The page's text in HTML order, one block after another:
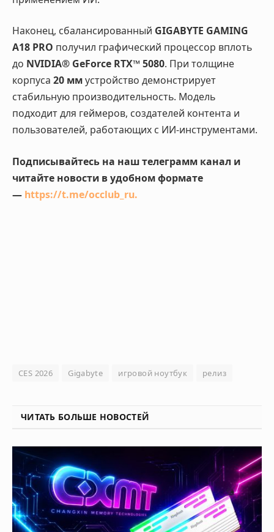
Наконец, сбалансированный GIGABYTE GAMING
A18 PRO получил графический процессор вплоть
до NVIDIA® GeForce RTX™ 5080. При толщине
корпуса 20 ммустройство демонстрирует
стабильную производительность. Модель
подходит для геймеров, создателей контента и
пользователей, работающих с ИИ-инструментами.
Подписывайтесь на наш телеграмм канал и
читайте новости в удобном формате
— https://t.me/occlub_ru.
CES 2026 Gigabyte игровой ноутбук релиз
ЧИТАТЬ БОЛЬШЕ НОВОСТЕЙ